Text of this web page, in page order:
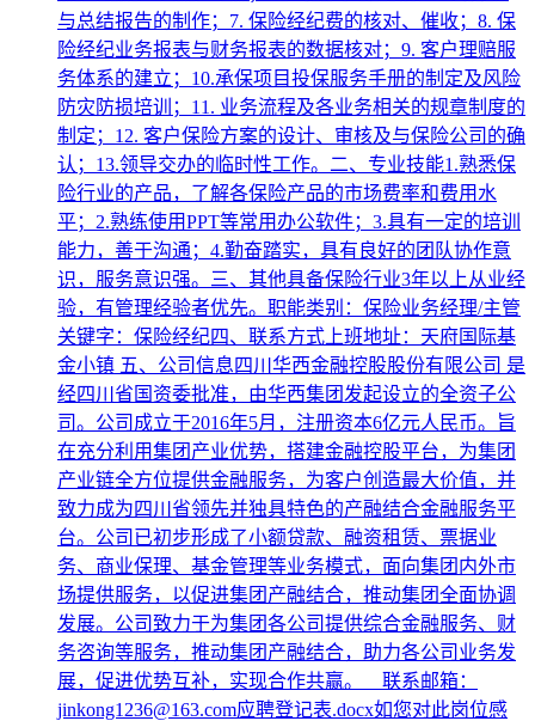
与总结报告的制作；7. 保险经纪费的核对、催收；8. 保
险经纪业务报表与财务报表的数据核对；9. 客户理赔服
务体系的建立；10.承保项目投保服务手册的制定及风险
防灾防损培训；11. 业务流程及各业务相关的规章制度的
制定；12. 客户保险方案的设计、审核及与保险公司的确
认；13.领导交办的临时性工作。二、专业技能1.熟悉保
险行业的产品，了解各保险产品的市场费率和费用水
平；2.熟练使用PPT等常用办公软件；3.具有一定的培训
能力，善于沟通；4.勤奋踏实，具有良好的团队协作意
识，服务意识强。三、其他具备保险行业3年以上从业经
验，有管理经验者优先。职能类别：保险业务经理/主管
关键字：保险经纪四、联系方式上班地址：天府国际基
金小镇 五、公司信息四川华西金融控股股份有限公司 是
经四川省国资委批准，由华西集团发起设立的全资子公
司。公司成立于2016年5月，注册资本6亿元人民币。旨
在充分利用集团产业优势，搭建金融控股平台，为集团
产业链全方位提供金融服务，为客户创造最大价值，并
致力成为四川省领先并独具特色的产融结合金融服务平
台。公司已初步形成了小额贷款、融资租赁、票据业
务、商业保理、基金管理等业务模式，面向集团内外市
场提供服务，以促进集团产融结合，推动集团全面协调
发展。公司致力于为集团各公司提供综合金融服务、财
务咨询等服务，推动集团产融结合，助力各公司业务发
展，促进优势互补，实现合作共赢。 联系邮箱：
jinkong1236@163.com应聘登记表.docx如您对此岗位感